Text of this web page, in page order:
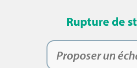
Rupture de
Proposer un